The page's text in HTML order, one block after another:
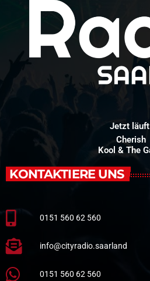
Jetzt
Cherish
Kool & The
KONTAKTIERE UNS
0151 560 62 560
info@cityradio.saarland
0151 560 62 560